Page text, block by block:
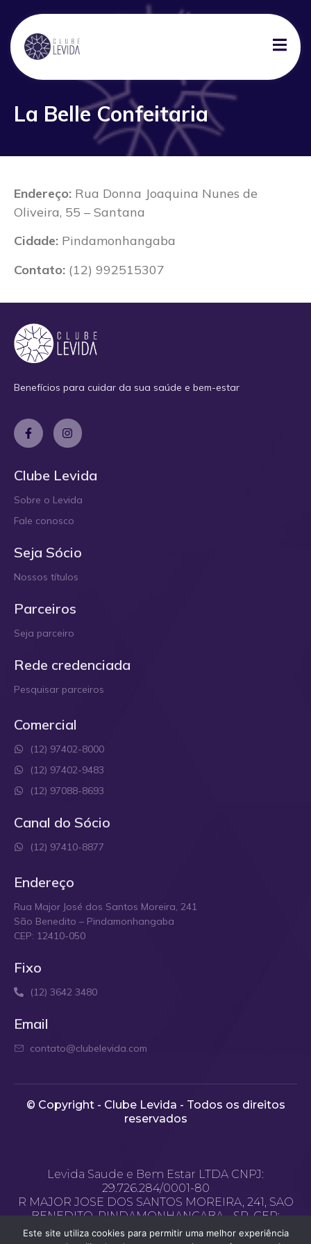
La Belle Confeitaria
Endereço: Rua Donna Joaquina Nunes de
Oliveira, 55 – Santana
Cidade: Pindamonhangaba
Contato: (12) 992515307
Benefícios para cuidar da sua saúde e bem-estar
Clube Levida
Sobre o Levida
Fale conosco
Seja Sócio
Nossos títulos
Parceiros
Seja parceiro
Rede credenciada
Pesquisar parceiros
Comercial
(12) 97402-8000
(12) 97402-9483
(12) 97088-8693
Canal do Sócio
(12) 97410-8877
Endereço
Rua Major José dos Santos Moreira, 241
São Benedito – Pindamonhangaba
CEP: 12410-050
Fixo
(12) 3642 3480
Email
contato@clubelevida.com
© Copyright - Clube Levida - Todos os direitos
reservados​
Levida Saude e Bem Estar LTDA CNPJ:
29.726.284/0001-80
R MAJOR JOSE DOS SANTOS MOREIRA, 241, SAO
BENEDITO, PINDAMONHANGABA - SP, CEP:
12.400-970
Este site utiliza cookies para permitir uma melhor experiência